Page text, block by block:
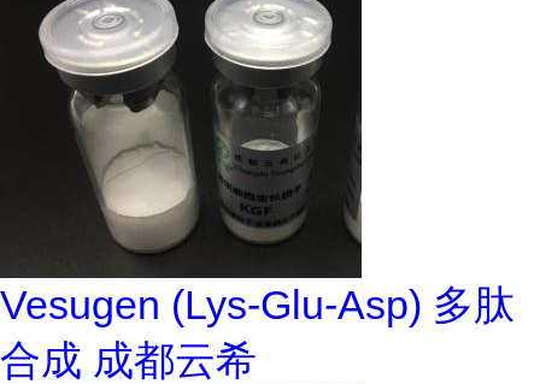
Vesugen (Lys-Glu-Asp) 多肽
合成 成都云希